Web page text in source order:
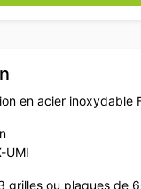
en acier inoxydable
UMI
grilles ou plaques de